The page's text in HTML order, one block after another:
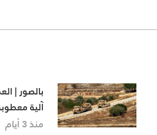
بالصور |
آلية
السلوقي
منذ 3 أيام